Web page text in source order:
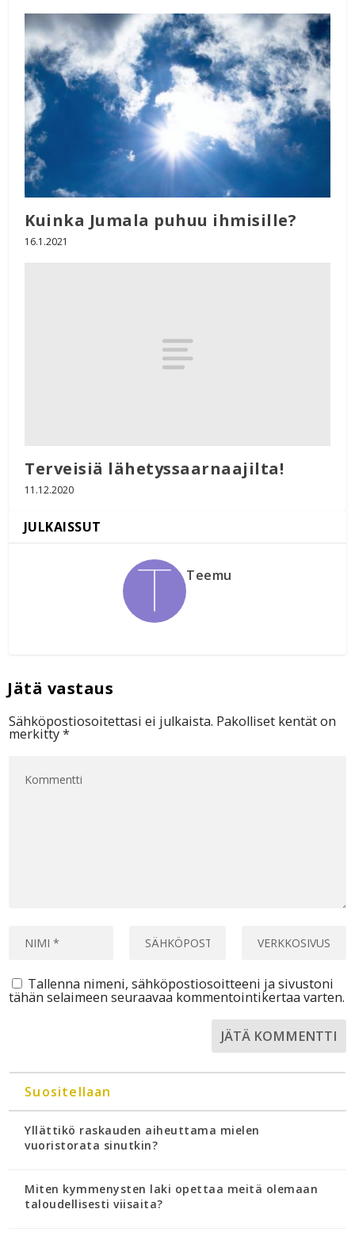
Kuinka Jumala puhuu ihmisille?
16.1.2021
Terveisiä lähetyssaarnaajilta!
11.12.2020
Teemu
Sähköpostiosoitettasi ei julkaista. Pakolliset kentät on
merkitty*
Tallenna nimeni, sähköpostiosoitteeni ja sivustoni
tähän selaimeen seuraavaa kommentointikertaa varten.
Suositellaan
Yllättikö raskauden aiheuttama mielen
vuoristorata sinutkin?
Miten kymmenysten laki opettaa meitä olemaan
taloudellisesti viisaita?